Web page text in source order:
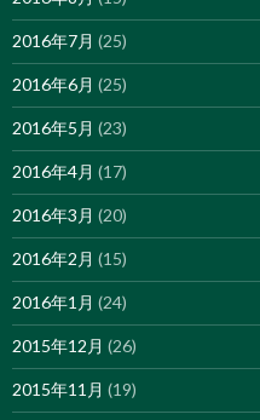
2016年7月 (25)
2016年6月 (25)
2016年5月 (23)
2016年4月 (17)
2016年3月 (20)
2016年2月 (15)
2016年1月 (24)
2015年12月 (26)
2015年11月 (19)